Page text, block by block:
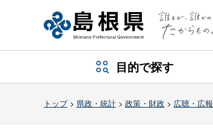
目的で探す
トップ> 県政・統計 > 政策・財政 > 広聴・広報